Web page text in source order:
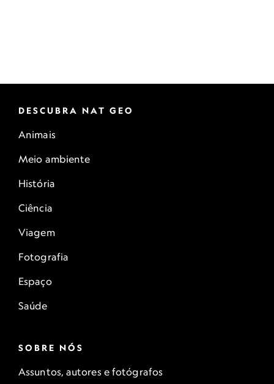
DESCUBRA NAT GEO
Animais
Meio ambiente
História
Ciência
Viagem
Fotografia
Espaço
Saúde
SOBRE NÓS
Assuntos, autores e fotógrafos